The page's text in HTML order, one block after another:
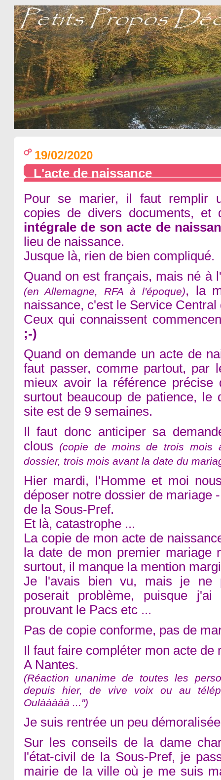
19/02/2020
L'acte de naissance
Pour se marier, il faut remplir
copies de divers documents, et
intégrale de son acte de
lieu de naissance.
Jusque là, rien de bien compliqué.
Quand on est français, mais né à
(en Allemagne, RFA à l'époque), la
naissance, c'est le Service
Ceux qui connaissent
;-)
Quand on demande un acte de
faut passer, comme partout, par
mieux avoir la référence précise
surtout beaucoup de patience, le
site est de 9 semaines.
Il faut donc anticiper sa
clous (copie de moins de trois mois
dossier, trois mois avant la date du
Hier mardi, l'Homme et moi
déposer notre dossier de mariage
de la Sous-Pref.
Et là, catastrophe ...
La copie de mon acte de
la date de mon premier mariage
surtout, il manque la mention
Je l'avais bien vu, mais je ne
poserait problème, puisque
prouvant le Pacs etc ...
Pas de copie conforme, pas de
Il faut faire compléter mon acte de
A Nantes.
(Réaction unanime de toutes les
depuis hier, de vive voix ou au
Oulààààà ...")
Je suis rentrée un peu
Sur les conseils de la dame
l'état-civil de la Sous-Pref, je
mairie de la ville où je me suis